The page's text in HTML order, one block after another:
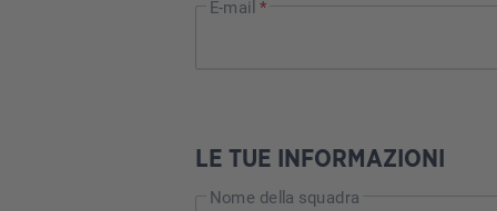
E-mail *
LE TUE INFORMAZIONI
Nome della squadra